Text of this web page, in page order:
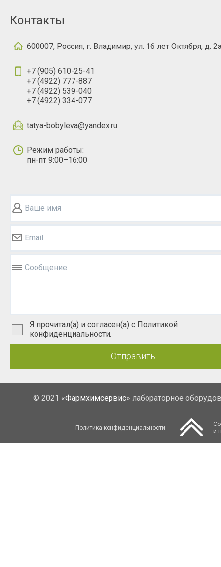
Контакты
600007, Россия, г. Владимир, ул. 16 лет Октября, д. 2а
+7 (905) 610-25-41
+7 (4922) 777-887
+7 (4922) 539-040
+7 (4922) 334-077
tatya-bobyleva@yandex.ru
Режим работы:
пн-пт 9:00–16:00
Ваше имя
Email
Сообщение
Я прочитал(а) и согласен(а) с Политикой
конфиденциальности.
Отправить
© 2021 «Фармхимсервис» лабораторное
Политика конфиденциальности
и